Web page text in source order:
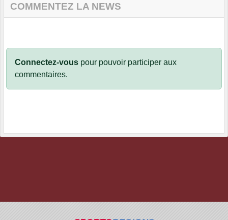
COMMENTEZ LA NEWS
Connectez-vous pour pouvoir participer aux
commentaires.